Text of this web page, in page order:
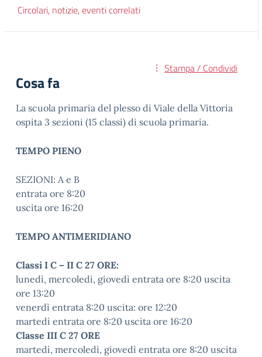
Circolari, notizie, eventi correlati
Stampa / Condividi
Cosa fa
La scuola primaria del plesso di Viale della Vittoria
ospita 3 sezioni (15 classi) di scuola primaria.
TEMPO PIENO
SEZIONI: A e B
entrata ore 8:20
uscita ore 16:20
TEMPO ANTIMERIDIANO
Classi I C – II C 27 ORE:
lunedì, mercoledì, giovedì entrata ore 8:20 uscita
ore 13:20
venerdì entrata 8:20 uscita: ore 12:20
martedì entrata ore 8:20 uscita ore 16:20
Classe III C 27 ORE
martedì, mercoledì, giovedì entrata ore 8:20 uscita